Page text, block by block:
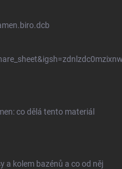
co dělá tento materiál
a kolem bazénů a co od něj